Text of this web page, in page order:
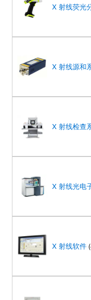
X 射线荧光
X 射线源和
X 射线检查
X 射线光电
X 射线软件